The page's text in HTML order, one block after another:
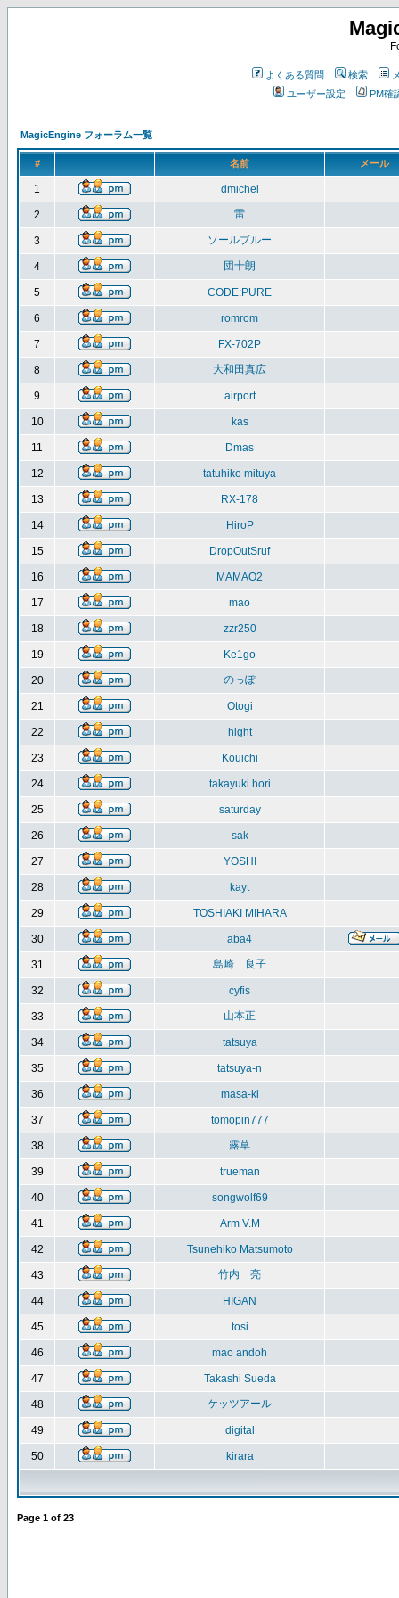
よくある質問 検索
ユーザー設定
PM確
MagicEngine フォーラム一覧
# 名前 メール
1 dmichel
2 雷
3 ソールブルー
4 団十朗
5 CODE:PURE
6 romrom
7 FX-702P
8 大和田真広
9 airport
10 kas
11 Dmas
12 tatuhiko mituya
13 RX-178
14 HiroP
15 DropOutSruf
16 MAMAO2
17 mao
18 zzr250
19 Ke1go
20 のっぽ
21 Otogi
22 hight
23 Kouichi
24 takayuki hori
25 saturday
26 sak
27 YOSHI
28 kayt
29 TOSHIAKI MIHARA
30 aba4
31 島崎 良子
32 cyfis
33 山本正
34 tatsuya
35 tatsuya-n
36 masa-ki
37 tomopin777
38 露草
39 trueman
40 songwolf69
41 Arm V.M
42 Tsunehiko Matsumoto
43 竹内 亮
44 HIGAN
45 tosi
46 mao andoh
47 Takashi Sueda
48 ケッツアール
49 digital
50 kirara
Page 1 of 23